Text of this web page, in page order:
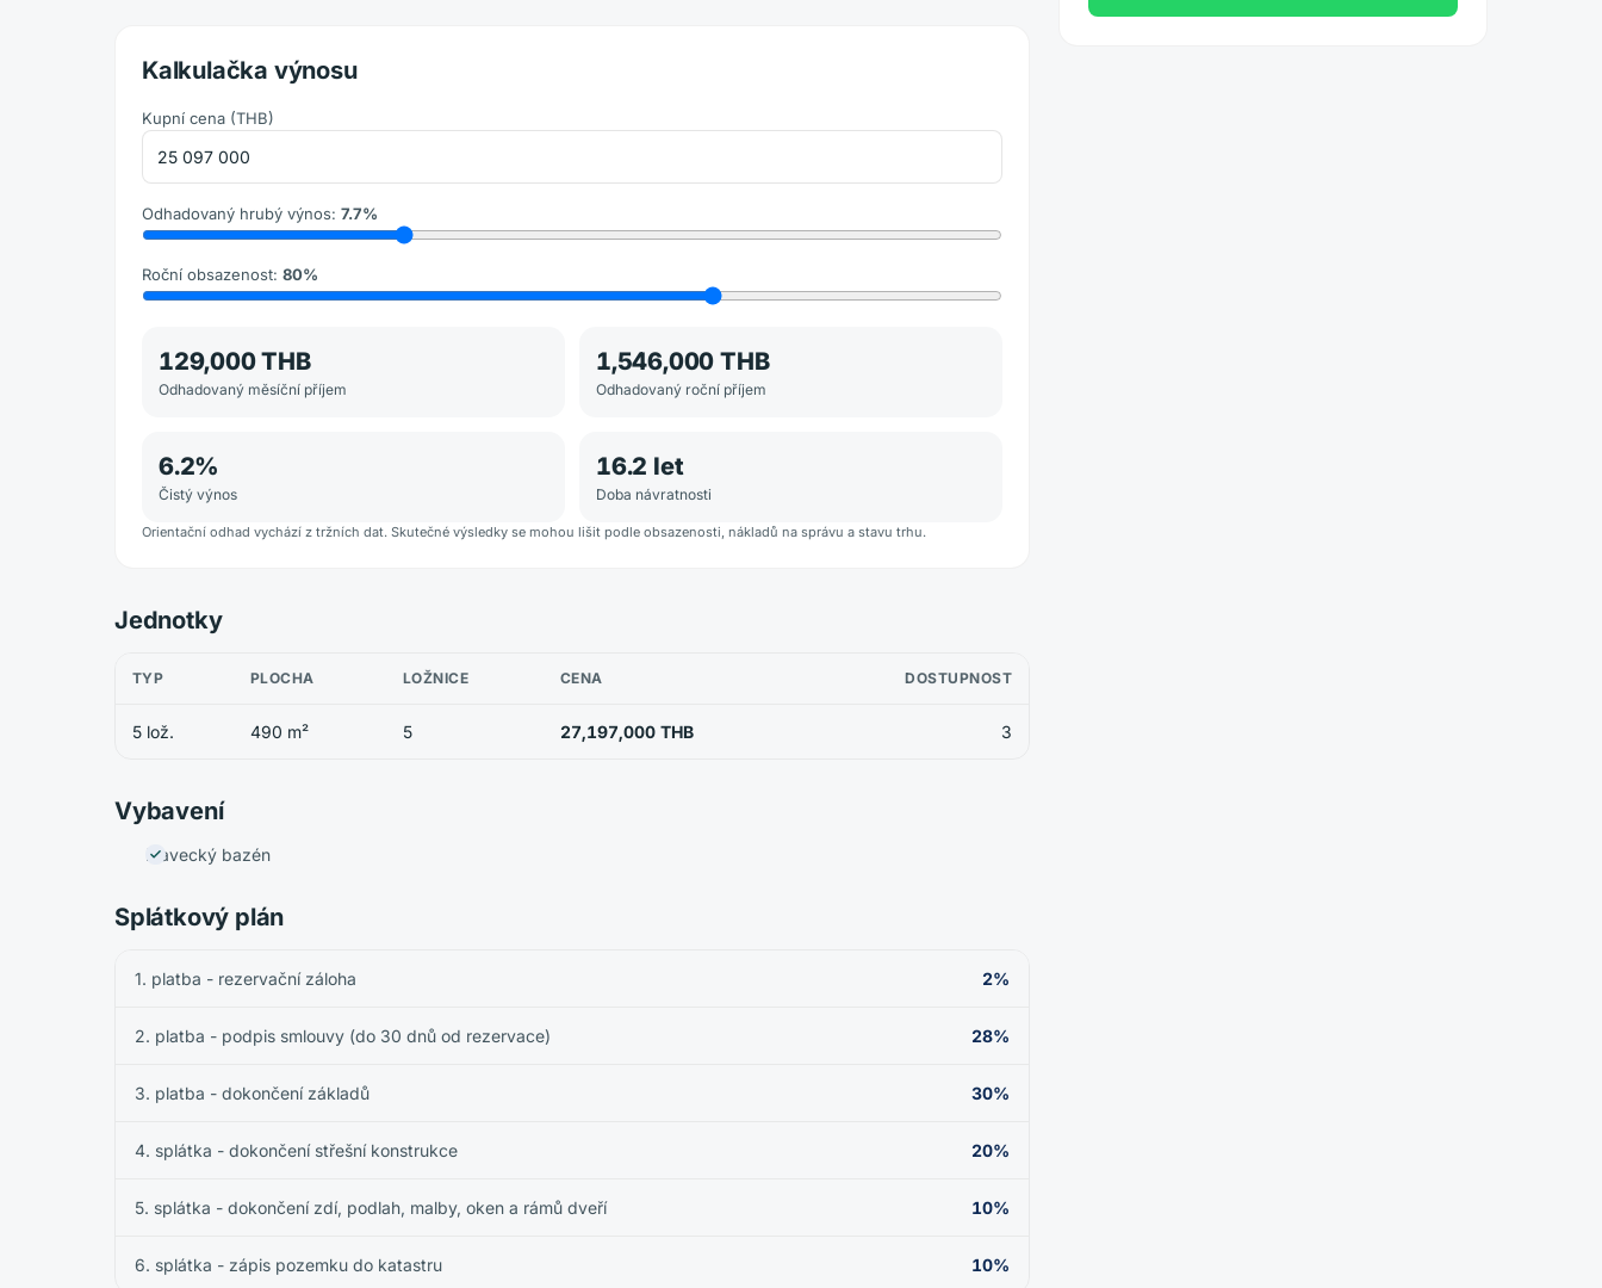
Kalkulačka výnosu
Kupní cena (THB)
Odhadovaný hrubý výnos: 7.7%
Roční obsazenost: 80%
129,000 THB
Odhadovaný měsíční příjem
1,546,000 THB
Odhadovaný roční příjem
6.2%
Čistý výnos
16.2 let
Doba návratnosti
Orientační odhad vychází z tržních dat. Skutečné výsledky se mohou lišit podle obsazenosti, nákladů na správu a stavu trhu.
Jednotky
TYP PLOCHA LOŽNICE CENA DOSTUPNOST
5 lož. 490 m² 5 27,197,000 THB 3
Vybavení
Plavecký bazén
Splátkový plán
1. platba - rezervační záloha 2%
2. platba - podpis smlouvy (do 30 dnů od rezervace) 28%
3. platba - dokončení základů 30%
4. splátka - dokončení střešní konstrukce 20%
5. splátka - dokončení zdí, podlah, malby, oken a rámů dveří 10%
6. splátka - zápis pozemku do katastru 10%